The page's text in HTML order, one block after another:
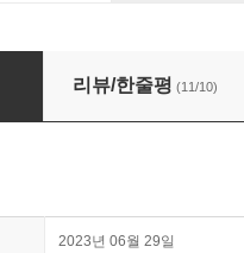
살고 싶다
리뷰/한줄평 (11/10)
2023년 06월 29일